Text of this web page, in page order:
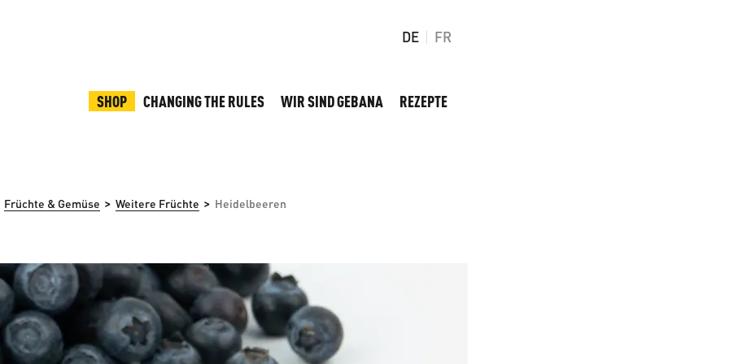
DE FR
SHOP CHANGING THE RULES WIR SIND GEBANA REZEPTE
Früchte & Gemüse > Weitere Früchte > Heidelbeeren